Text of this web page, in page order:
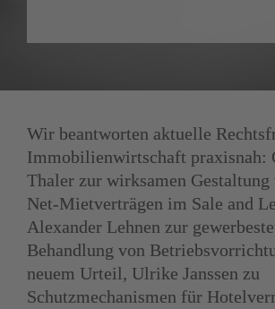
Wir beantworten aktuelle
Immobilien­wirtschaft praxisnah:
Thaler zur wirksamen
Net-Mietverträgen im Sale and
Alexander Lehnen zur
Behandlung von
neuem Urteil, Ulrike Janssen zu
Schutzmechanismen für